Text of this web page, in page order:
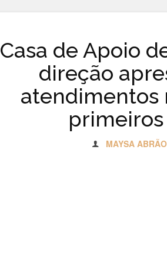
Casa de Apoio
direção
atendimentos
MAYSA ABRÃO